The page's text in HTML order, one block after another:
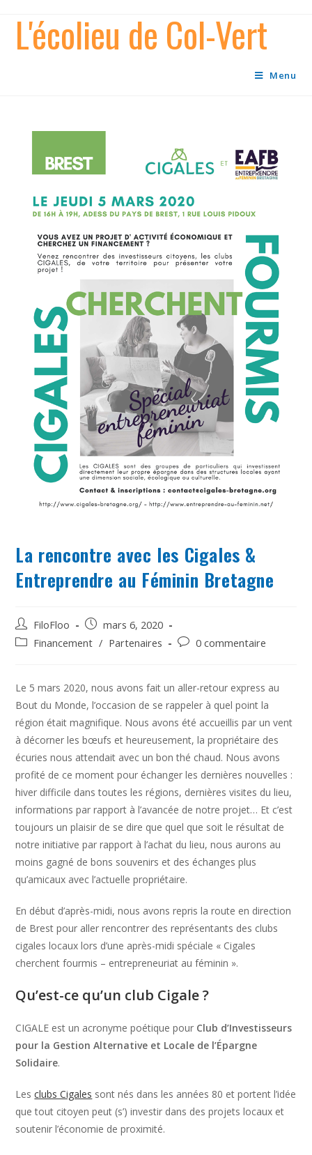
contentL'écolieu de Col-Vert
Menu
La rencontre avec les Cigales &
Entreprendre au Féminin Bretagne
Auteur/autrice
de
FiloFloo
Post
published:
mars 6, 2020
PostFinancement / Partenaires
Post0 commentaire
Le 5 mars 2020, nous avons fait un aller-retour express au
Bout du Monde, l’occasion de se rappeler à quel point la
région était magnifique. Nous avons été accueillis par un vent
à décorner les bœufs et heureusement, la propriétaire des
écuries nous attendait avec un bon thé chaud. Nous avons
profité de ce moment pour échanger les dernières nouvelles :
hiver difficile dans toutes les régions, dernières visites du lieu,
informations par rapport à l’avancée de notre projet… Et c’est
toujours un plaisir de se dire que quel que soit le résultat de
notre initiative par rapport à l’achat du lieu, nous aurons au
moins gagné de bons souvenirs et des échanges plus
qu’amicaux avec l’actuelle propriétaire.
En début d’après-midi, nous avons repris la route en direction
de Brest pour aller rencontrer des représentants des clubs
cigales locaux lors d’une après-midi spéciale « Cigales
cherchent fourmis – entrepreneuriat au féminin ».
Qu’est-ce qu’un club Cigale ?
CIGALE est un acronyme poétique pour Club d’Investisseurs
pour la Gestion Alternative et Locale de l’Épargne
Solidaire.
Lesclubs Cigales sont nés dans les années 80 et portent l’idée
que tout citoyen peut (s’) investir dans des projets locaux et
soutenir l’économie de proximité.